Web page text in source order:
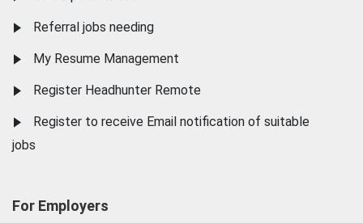
Referral jobs needing
My Resume Management
Register Headhunter Remote
Register to receive Email notification of suitable
jobs
For Employers